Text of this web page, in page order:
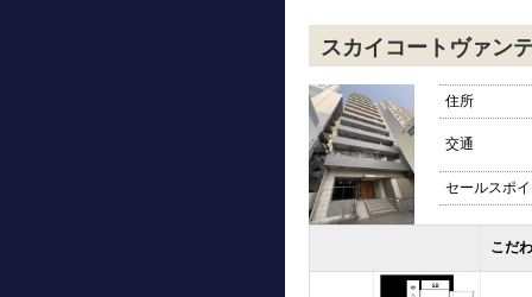
スカイコートヴァン
住所
交通
セールスポ
こだ